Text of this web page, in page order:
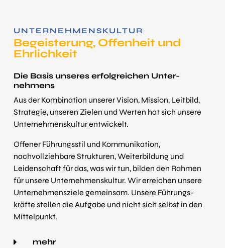
UNTERNEHMENS­KULTUR
Begeisterung, Offen­heit und
Ehrlich­keit
Die Basis unseres erfolg­reichen Unter­
nehmens
Aus der Kombination unserer Vision, Mission, Leitbild,
Strategie, unseren Zielen und Werten hat sich unsere
Unternehmens­kultur entwickelt.
Offener Führungsstil und Kommunikation,
nachvollziehbare Strukturen, Weiter­bildung und
Leiden­schaft für das, was wir tun, bilden den Rahmen
für unsere Unternehmens­kultur. Wir erreichen unsere
Unternehmens­ziele gemeinsam. Unsere Führungs­
kräfte stellen die Aufgabe und nicht sich selbst in den
Mittel­punkt.
mehr